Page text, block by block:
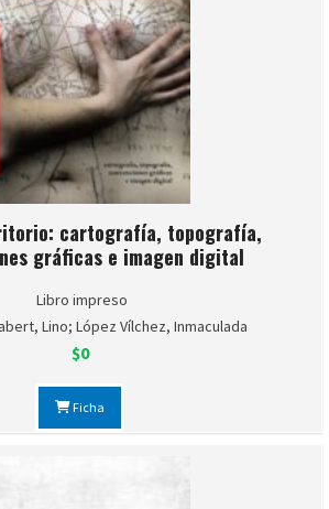
cartografía, topografía,
gráficas e imagen digital
Libro impreso
Lino; López Vílchez, Inmaculada
$0
Ficha